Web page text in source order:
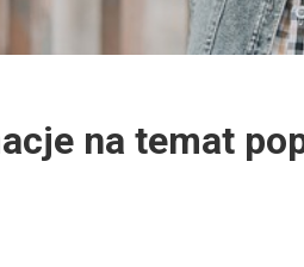
na temat